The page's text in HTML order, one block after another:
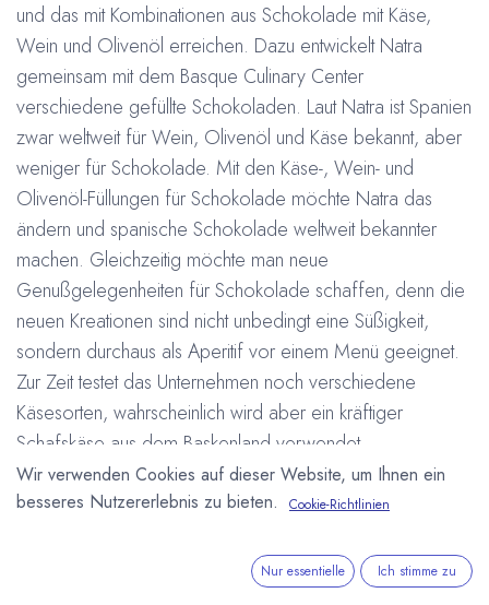
und das mit Kombinationen aus Schokolade mit Käse,
Wein und Olivenöl erreichen. Dazu entwickelt Natra
gemeinsam mit dem Basque Culinary Center
verschiedene gefüllte Schokoladen. Laut Natra ist Spanien
zwar weltweit für Wein, Olivenöl und Käse bekannt, aber
weniger für Schokolade. Mit den Käse-, Wein- und
Olivenöl-Füllungen für Schokolade möchte Natra das
ändern und spanische Schokolade weltweit bekannter
machen. Gleichzeitig möchte man neue
Genußgelegenheiten für Schokolade schaffen, denn die
neuen Kreationen sind nicht unbedingt eine Süßigkeit,
sondern durchaus als Aperitif vor einem Menü geeignet.
Zur Zeit testet das Unternehmen noch verschiedene
Käsesorten, wahrscheinlich wird aber ein kräftiger
Schafskäse aus dem Baskenland verwendet.
Das Unternehmen sieht das Projekt als Test, ob solche
Geschmacksrichtungen bei den Kunden ankommen. Die
Süßwarenmesse ISM Ende Januar in Köln präsentiert
Wir verwenden Cookies auf dieser Website, um Ihnen ein
besseres Nutzererlebnis zu bieten.
Cookie-Richtlinien
Nur essentielle Ich stimme zu